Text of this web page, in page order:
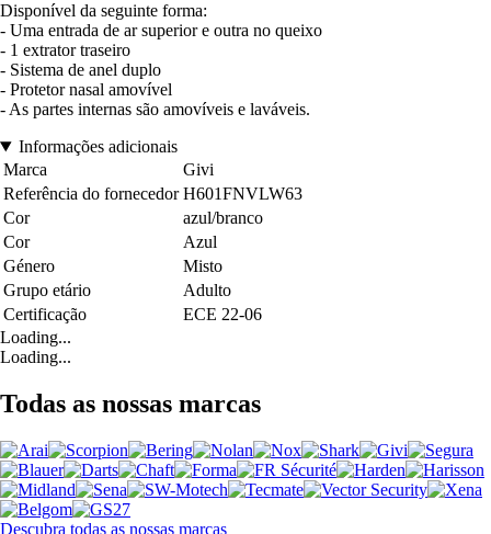
Disponível da seguinte forma:
- Uma entrada de ar superior e outra no queixo
- 1 extrator traseiro
- Sistema de anel duplo
- Protetor nasal amovível
- As partes internas são amovíveis e laváveis.
Informações adicionais
Marca
Givi
Referência do fornecedor H601FNVLW63
Cor
azul/branco
Cor
Azul
Género
Misto
Grupo etário
Adulto
Certificação
ECE 22-06
Loading...
Loading...
Todas as nossas marcas
Descubra todas as nossas marcas